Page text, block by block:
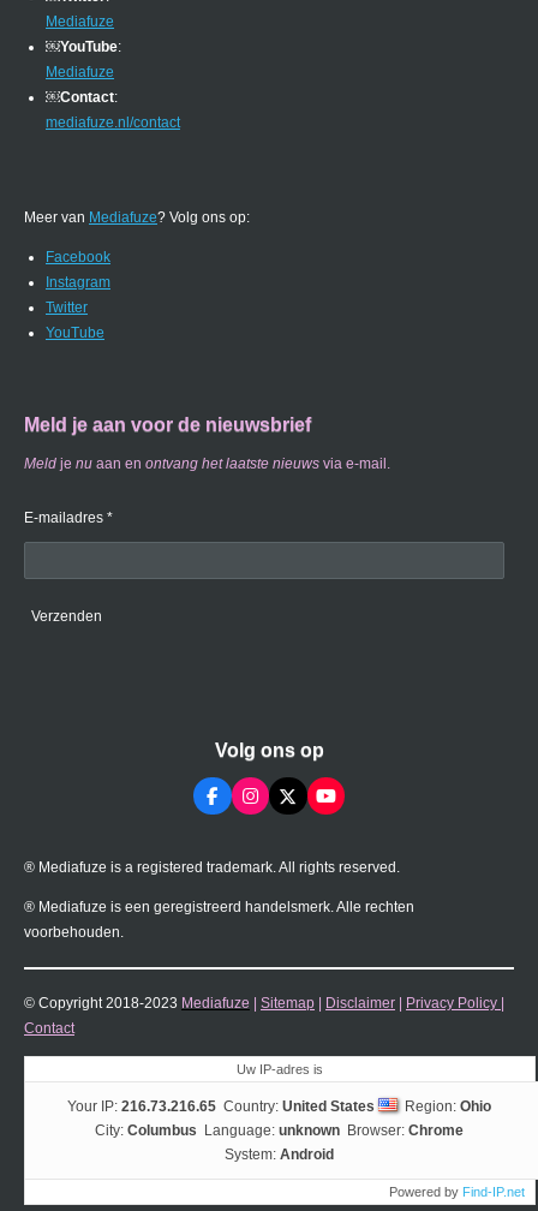
Mediafuze
￼YouTube:
Mediafuze
￼Contact:
mediafuze.nl/contact
Meer van Mediafuze? Volg ons op:
Facebook
Instagram
Twitter
YouTube
Meld je aan voor de nieuwsbrief
Meld je nu aan en ontvang het laatste nieuws via e-mail.
E-mailadres *
Verzenden
Volg ons op
F
a
b
o
I
n
a
r
X
Y
o
u
e
® Mediafuze is a registered trademark. All rights reserved.
® Mediafuze is een geregistreerd handelsmerk. Alle rechten
voorbehouden.
© Copyright 2018-2023 Mediafuze Sitemap Disclaimer Privacy Policy
Contact
Uw IP-adres is
Your IP: 216.73.216.65 Country: United States Region: Ohio
City: Columbus Language: unknown Browser: Chrome
System: Android
Powered by Find-IP.net